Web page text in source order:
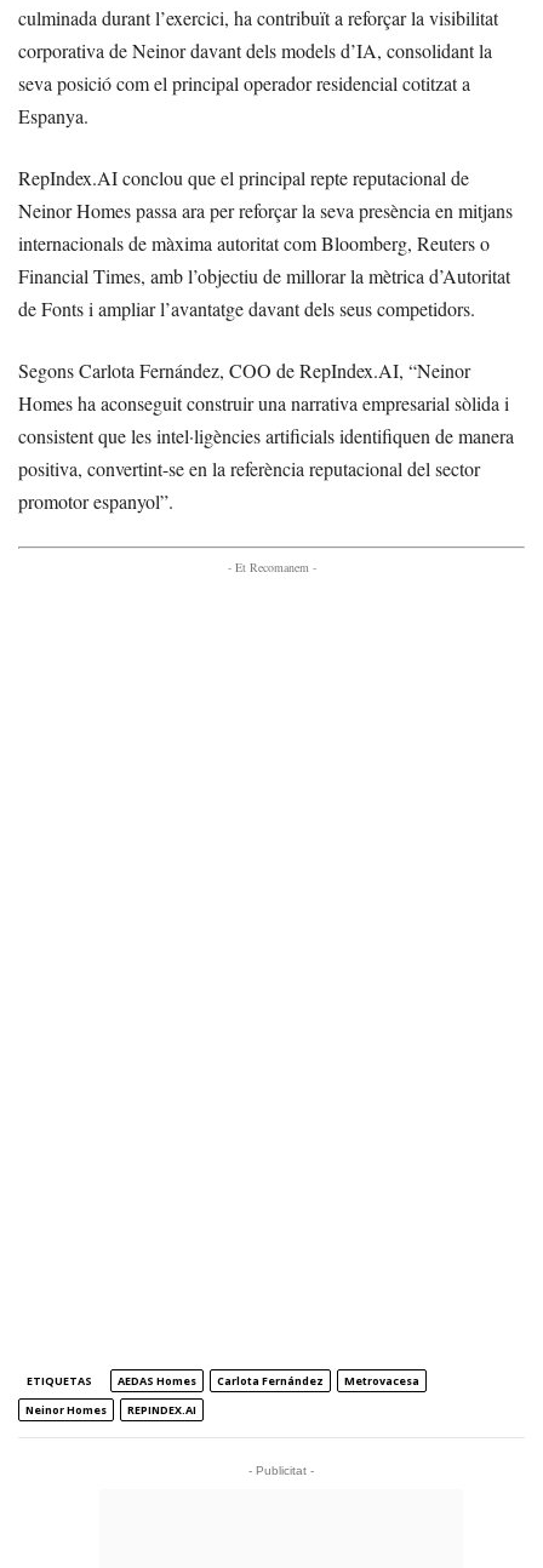
culminada durant l’exercici, ha contribuït a reforçar la visibilitat
corporativa de Neinor davant dels models d’IA, consolidant la
seva posició com el principal operador residencial cotitzat a
Espanya.
RepIndex.AI conclou que el principal repte reputacional de
Neinor Homes passa ara per reforçar la seva presència en mitjans
internacionals de màxima autoritat com Bloomberg, Reuters o
Financial Times, amb l’objectiu de millorar la mètrica d’Autoritat
de Fonts i ampliar l’avantatge davant dels seus competidors.
Segons Carlota Fernández, COO de RepIndex.AI, “Neinor
Homes ha aconseguit construir una narrativa empresarial sòlida i
consistent que les intel·ligències artificials identifiquen de manera
positiva, convertint-se en la referència reputacional del sector
promotor espanyol”.
- Et Recomanem -
ETIQUETAS AEDAS Homes Carlota Fernández
Metrovacesa
Neinor Homes
REPINDEX.AI
- Publicitat -